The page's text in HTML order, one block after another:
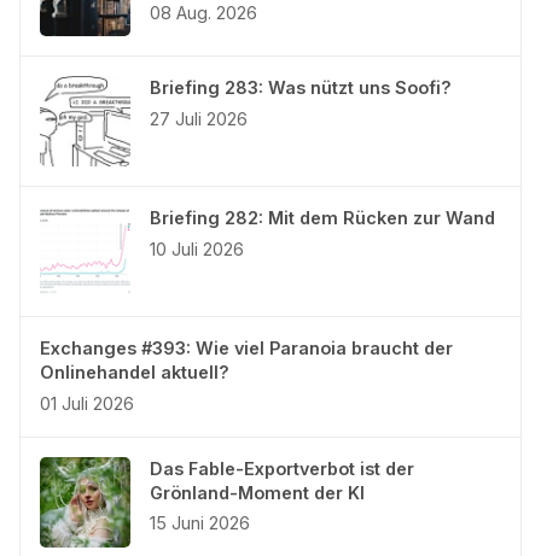
08 Aug. 2026
Briefing 283: Was nützt uns Soofi?
27 Juli 2026
Briefing 282: Mit dem Rücken zur Wand
10 Juli 2026
Exchanges #393: Wie viel Paranoia braucht der
Onlinehandel aktuell?
01 Juli 2026
Das Fable-Exportverbot ist der
Grönland-Moment der KI
15 Juni 2026